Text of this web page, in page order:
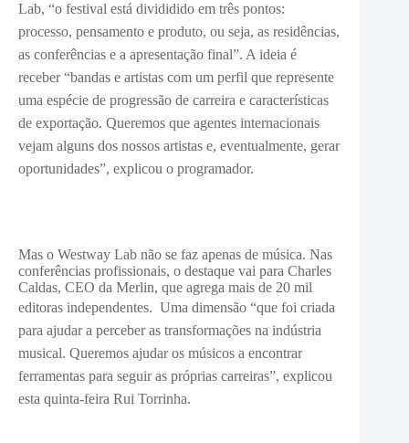
Lab, “o festival está divididido em três pontos:
processo, pensamento e produto, ou seja, as residências,
as conferências e a apresentação final”. A ideia é
receber “bandas e artistas com um perfil que represente
uma espécie de progressão de carreira e características
de exportação. Queremos que agentes internacionais
vejam alguns dos nossos artistas e, eventualmente, gerar
oportunidades”, explicou o programador.
Mas o Westway Lab não se faz apenas de música. Nas
conferências profissionais, o destaque vai para Charles
Caldas, CEO da Merlin, que agrega mais de 20 mil
editoras independentes. Uma dimensão “que foi criada
para ajudar a perceber as transformações na indústria
musical. Queremos ajudar os músicos a encontrar
ferramentas para seguir as próprias carreiras”, explicou
esta quinta-feira Rui Torrinha.